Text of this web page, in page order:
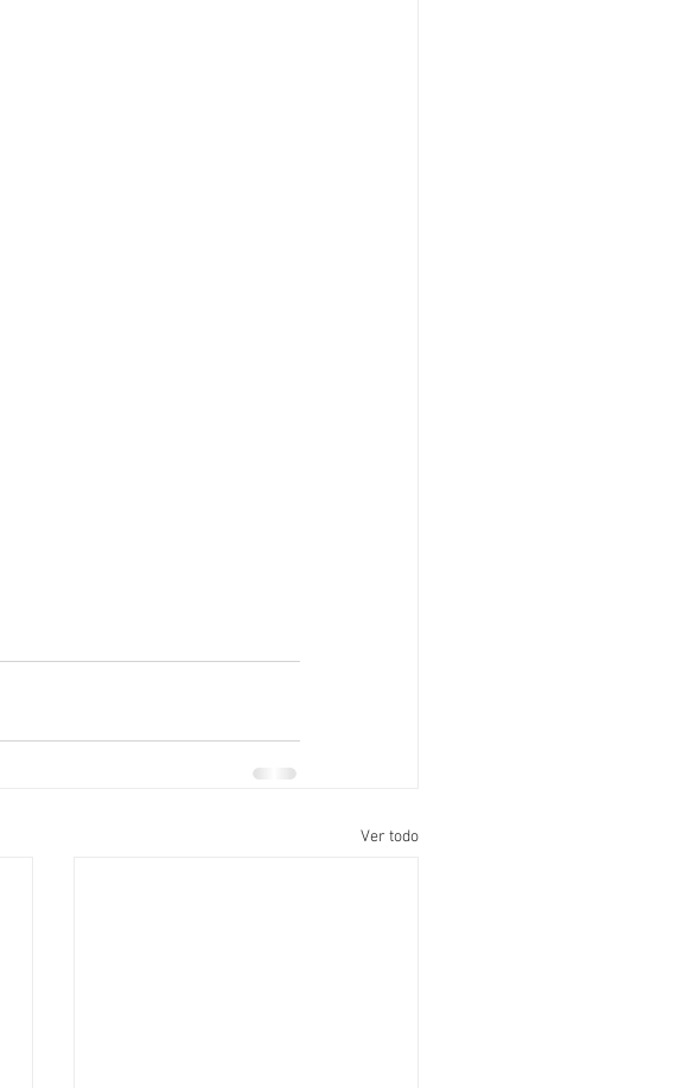
Ver todo